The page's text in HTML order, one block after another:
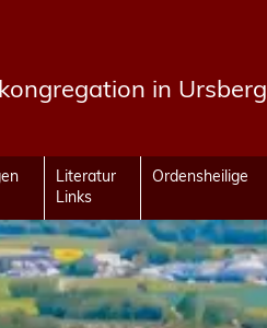
in Ursberg
Literatur
Links
Ordensheilige